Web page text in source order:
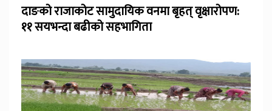
दाङको राजाकोट सामुदायिक वनमा बृहत् वृक्षारोपण:
११ सयभन्दा बढीको सहभागिता